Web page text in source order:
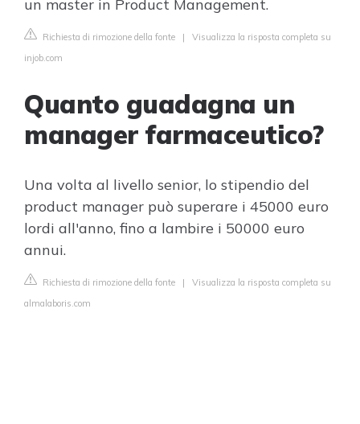
un master in Product Management.
Richiesta di rimozione della fonte | Visualizza la risposta completa su
injob.com
Quanto guadagna un
manager farmaceutico?
Una volta al livello senior, lo stipendio del
product manager può superare i 45000 euro
lordi all'anno, fino a lambire i 50000 euro
annui.
Richiesta di rimozione della fonte | Visualizza la risposta completa su
almalaboris.com